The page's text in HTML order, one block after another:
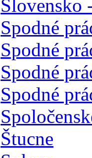
Slovensko
Spodné
Spodné
Spodné
Spodné
Štucne